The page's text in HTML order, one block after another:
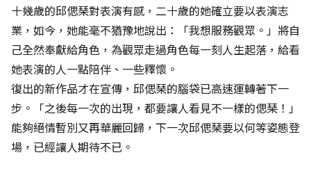
十幾歲的邱偲琹對表演有感，二十歲的她確立要以表演志
業，如今，她能毫不猶豫地說出：「我想服務觀眾。」將自
己全然奉獻給角色，為觀眾走過角色每一刻人生起落，給看
她表演的人一點陪伴、一些釋懷。
復出的新作品才在宣傳，邱偲琹的腦袋已高速運轉著下一
步。「之後每一次的出現，都要讓人看見不一樣的偲琹！」
能夠絕情暫別又再華麗回歸，下一次邱偲琹要以何等姿態登
場，已經讓人期待不已。